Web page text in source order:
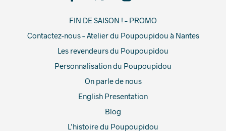
FIN DE SAISON ! – PROMO
Contactez-nous – Atelier du Poupoupidou à Nantes
Les revendeurs du Poupoupidou
Personnalisation du Poupoupidou
On parle de nous
English Presentation
Blog
L’histoire du Poupoupidou